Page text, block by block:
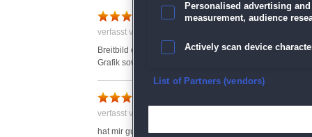
nichts für mich
verfasst von Claudia am 04.04.2021 um 10:24
Breitbild einstellbar, womit der komplette Bildschirm
Grafik sowie Spielfiguren für mich nicht überzeugend
verfasst von Anonym am 06.04.2021 um 15:33
hat mir gut gefallen
Personalised advertising
measurement, audience
Actively scan device
Ensure security, prevent
List of Partners (vendors)